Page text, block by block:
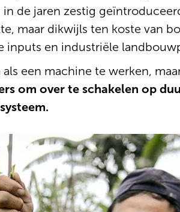
de jaren zestig
maar dikwijls ten koste van
inputs en industriële
een machine te werken,
om over te schakelen op